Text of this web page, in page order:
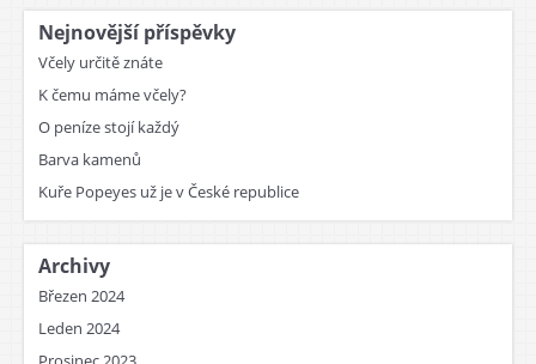
Nejnovější příspěvky
Včely určitě znáte
K čemu máme včely?
O peníze stojí každý
Barva kamenů
Kuře Popeyes už je v České republice
Archivy
Březen 2024
Leden 2024